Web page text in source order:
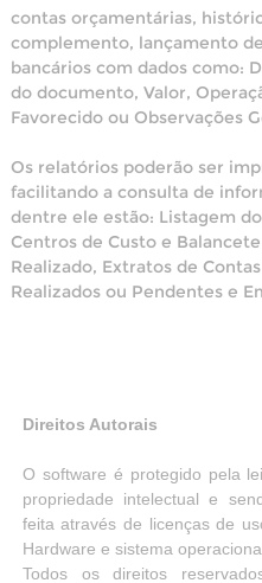
contas orçamentárias,
complemento, lançamento
bancários com dados como:
do documento, Valor,
Favorecido ou Observações
Os relatórios poderão ser
facilitando a consulta de
dentre ele estão: Listagem
Centros de Custo e
Realizado, Extratos de
Realizados ou Pendentes e
Direitos Autorais
O software é protegido pela
propriedade intelectual e
feita através de licenças de
Hardware e sistema
Todos os direitos